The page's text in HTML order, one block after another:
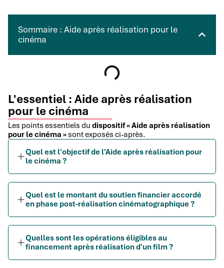
Sommaire : Aide après réalisation pour le
cinéma
L'essentiel : Aide après réalisation
pour le cinéma
Les points essentiels du dispositif « Aide après réalisation
pour le cinéma » sont exposés ci-après.
Quel est l'objectif de l'Aide après réalisation pour
le cinéma ?
Quel est le montant du soutien financier accordé
en phase post-réalisation cinématographique ?
Quelles sont les opérations éligibles au
financement après réalisation d'un film ?